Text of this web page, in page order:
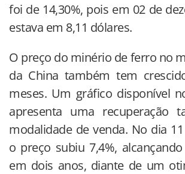
foi de 14,30%, pois em 02 de
estava em 8,11 dólares.
O preço do minério de ferro no
da China também tem
meses. Um gráfico disponível
apresenta uma recuperação
modalidade de venda. No dia
o preço subiu 7,4%,
em dois anos, diante de um